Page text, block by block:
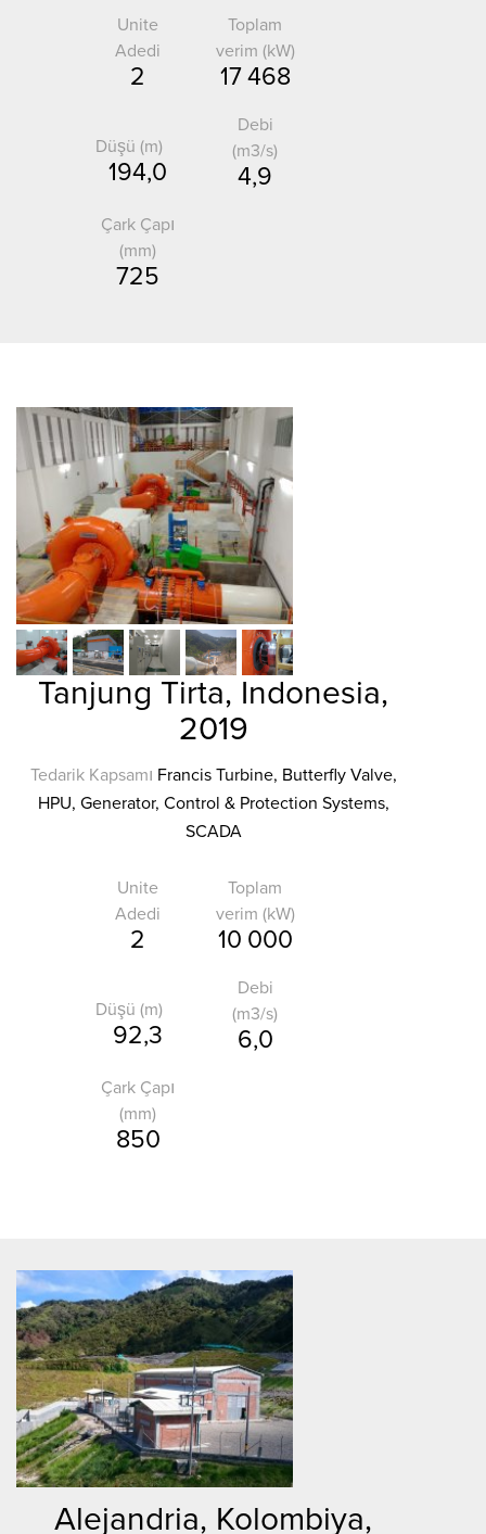
Unite
Adedi
2
Toplam
verim (kW)
17 468
Düşü (m)
194,0
Debi
(m3/s)
4,9
Çark Çapı
(mm)
725
Tanjung Tirta, Indonesia,
2019
Tedarik Kapsamı Francis Turbine, Butterfly Valve,
HPU, Generator, Control & Protection Systems,
SCADA
Unite
Adedi
2
Toplam
verim (kW)
10 000
Düşü (m)
92,3
Debi
(m3/s)
6,0
Çark Çapı
(mm)
850
Alejandria, Kolombiya,